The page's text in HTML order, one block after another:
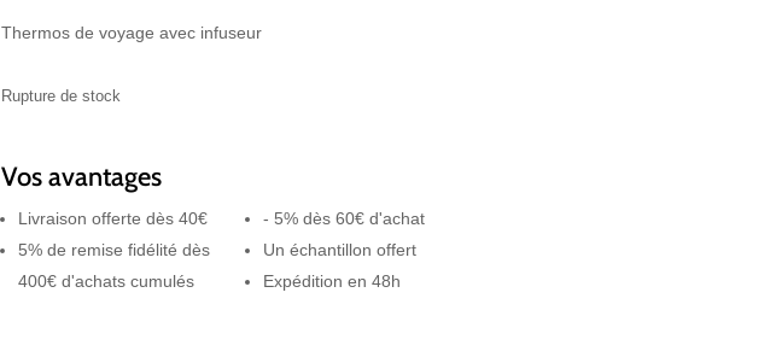
initial
était :
actuel
est :
Thermos de voyage avec infuseur
Rupture de stock
Vos avantages
Livraison offerte dès 40€
5% de remise fidélité dès
400€ d'achats cumulés
- 5% dès 60€ d'achat
Un échantillon offert
Expédition en 48h